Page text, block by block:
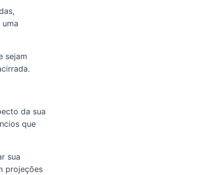
sejam
da sua
que
sua
projeções